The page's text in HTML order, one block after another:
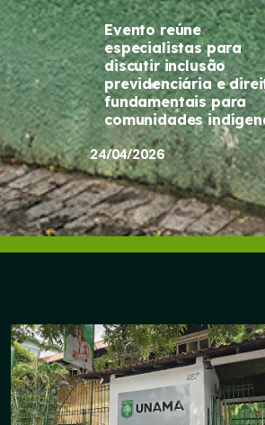
Evento reúne
especialistas para
discutir inclusão
previdenciária e
fundamentais para
comunidades
24/04/2026